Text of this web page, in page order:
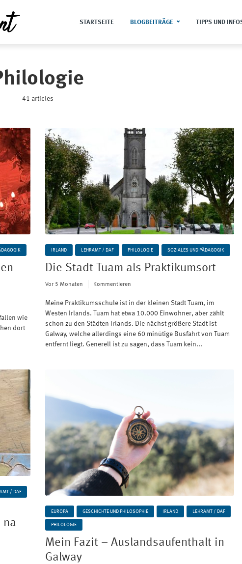
STARTSEITE BLOGBEITRÄGE TIPPS UND
41 articles
wie
dort
IRLAND LEHRAMT / DAF PHILOLOGIE SOZIALES UND PÄDAGOGIK
Die Stadt Tuam als Praktikumsort
Vor 5 Monaten Kommentieren
Meine Praktikumsschule ist in der kleinen Stadt Tuam, im
Westen Irlands. Tuam hat etwa 10.000 Einwohner, aber zählt
schon zu den Städten Irlands. Die nächst größere Stadt ist
Galway, welche allerdings eine 60 minütige Busfahrt von Tuam
entfernt liegt. Generell ist zu sagen, dass Tuam kein...
/ DAF
na
EUROPA GESCHICHTE UND PHILOSOPHIE IRLAND LEHRAMT / DAF
PHILOLOGIE
Mein Fazit – Auslandsaufenthalt in
Galway